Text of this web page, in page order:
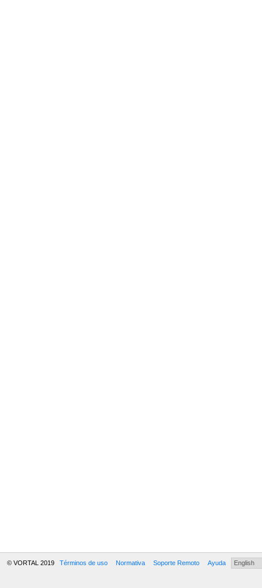
© VORTAL 2019 Términos de uso Normativa Soporte Remoto Ayuda